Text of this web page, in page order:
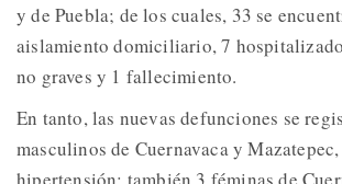
y de Puebla; de los cuales, 33 se
aislamiento domiciliario, 7
no graves y 1 fallecimiento.
En tanto, las nuevas defunciones se
masculinos de Cuernavaca y
hipertensión; también 3 féminas de